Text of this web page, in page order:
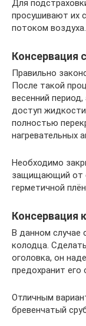
Для
просушивают их
потоком воздуха.
Консервация
Правильно
После такой
весенний
доступ
полностью
нагревательных
Необходимо
защищающий от
герметичной
Консервация
В данном случае
колодца.
оголовка, он
предохранит его
Отличным
бревенчатый